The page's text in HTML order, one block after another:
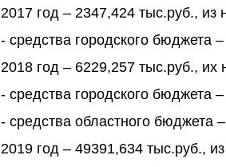
2017 год – 2347,424 тыс.руб., из
- средства городского бюджета
2018 год – 6229,257 тыс.руб., их
- средства городского бюджета
- средства областного бюджета
2019 год – 49391,634 тыс.руб.,